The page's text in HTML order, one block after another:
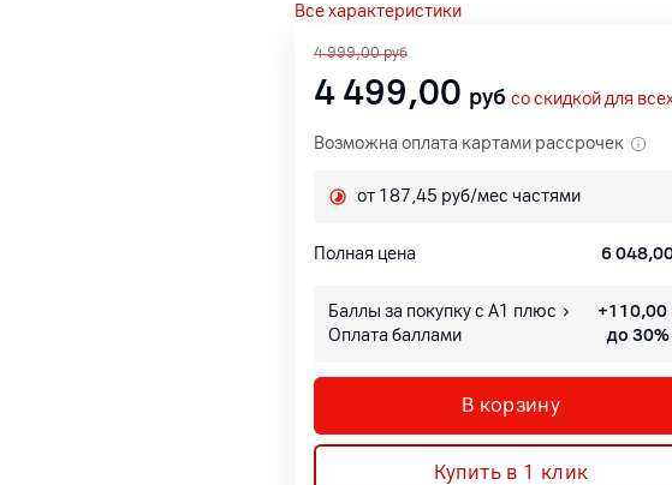
Все характеристики
4 999,00 руб
4 499,00 руб со скидкой для
Возможна оплата картами рассрочек
от 187,45 руб/мес частями
Полная цена 6
Баллы за покупку с А1 плюс +110,00
Оплата баллами
до 30%
В корзину
Купить в 1 клик